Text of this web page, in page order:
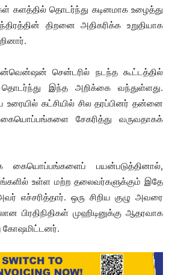
களத்தில் தொடர்ந்து கடினமாக உழைத்து
திறனை அதிகரிக்க உறுதியாக
சென்டரில் நடந்த கூட்டத்தில்
இந்த அறிக்கை வந்துள்ளது.
உரையில் கட்சியில் சில தரப்பினர் தன்னை
சேகரித்து வருவதாகக்
பயன்படுத்தினால்,
உள்ள மற்ற தலைவர்களுக்கும் இதே
எச்சரித்தார். ஒரு சிறிய குழு அவரை
பிரதிநிதிகள் முஹிடினுக்கு ஆதரவாக
கோஷமிட்டனர்.